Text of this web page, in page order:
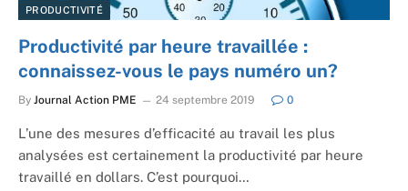
PRODUCTIVITÉ
Productivité par heure travaillée :
connaissez-vous le pays numéro un?
By Journal Action PME 24 septembre 2019 0
L’une des mesures d’efficacité au travail les plus
analysées est certainement la productivité par heure
travaillé en dollars. C’est pourquoi…